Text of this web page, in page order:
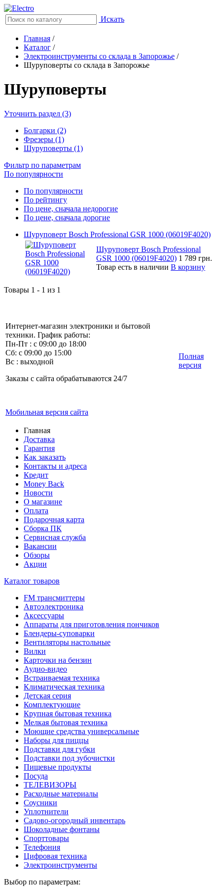
Искать
Главная /
Каталог /
Электроинструменты со склада в Запорожье /
Шуруповерты со склада в Запорожье
Шуруповерты
Уточнить раздел (3)
Болгарки (2)
Фрезеры (1)
Шуруповерты (1)
Фильтр по параметрам
По популярности
По популярности
По рейтингу
По цене, сначала недорогие
По цене, сначала дорогие
Шуруповерт Bosch Professional GSR 1000 (06019F4020)
Шуруповерт Bosch Professional
GSR 1000 (06019F4020) 1 789 грн.
Товар есть в наличии В корзину
Товары 1 - 1 из 1
Интернет-магазин электроники и бытовой
техники. График работы:
Пн-Пт : с 09:00 до 18:00
Сб: с 09:00 до 15:00
Вс : выходной
Заказы с сайта обрабатываются 24/7
Мобильная версия сайта
Полная
версия
Главная
Доставка
Гарантия
Как заказать
Контакты и адреса
Кредит
Money Back
Новости
О магазине
Оплата
Подарочная карта
Сборка ПК
Сервисная служба
Вакансии
Обзоры
Акции
Каталог товаров
FM трансмиттеры
Автоэлектроника
Аксессуары
Аппараты для приготовления пончиков
Блендеры-суповарки
Вентиляторы настольные
Вилки
Карточки на бензин
Аудио-видео
Встраиваемая техника
Климатическая техника
Детская серия
Комплектующие
Крупная бытовая техника
Мелкая бытовая техника
Моющие средства универсальные
Наборы для пиццы
Подставки для губки
Подставки под зубочистки
Пищевые продукты
Посуда
ТЕЛЕВИЗОРЫ
Расходные материалы
Соусники
Уплотнители
Садово-огородный инвентарь
Шоколадные фонтаны
Спорттовары
Телефония
Цифровая техника
Электроинструменты
Выбор по параметрам: